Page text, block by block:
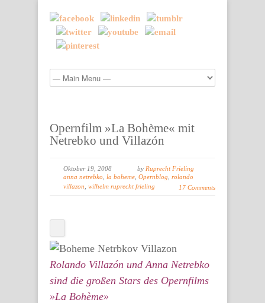
Opernfilm »La Bohème« mit
Netrebko und Villazón
Oktober 19, 2008 by Ruprecht Frieling
anna netrebko la boheme Opernblog rolando
villazon wilhelm ruprecht frieling 17 Comments
Rolando Villazón und Anna Netrebko
sind die großen Stars des Opernfilms
»La Bohème»